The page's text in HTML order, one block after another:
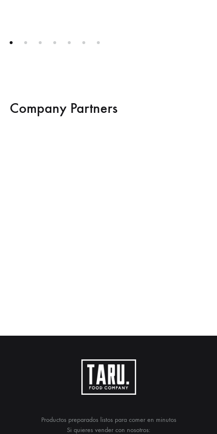
Company Partners
Productos preparados listos para comer en minutos
Si quieres vender con nosotros: